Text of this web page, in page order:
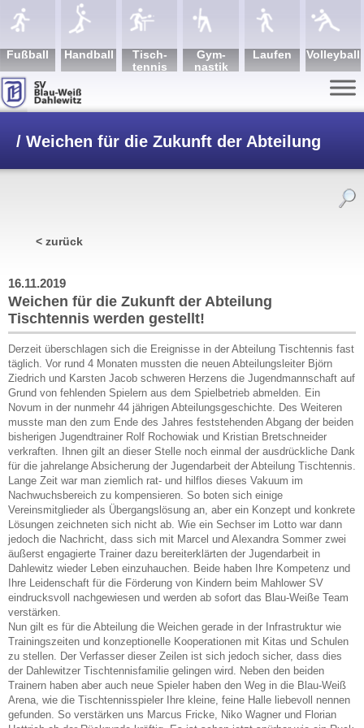
Fuß­ball Hand­ball
Tisch­
tennis
Gym­
nastik
Lau­fen Volley­ball
/ Weichen für die Zukunft der Abteilung
< zurück
16.11.2019
Weichen für die Zukunft der Abteilung
Tischtennis werden gestellt!
Derzeit überschlagen sich die Ereignisse in der Abteilung Tischtennis fast
täglich. Vor rund 4 Monaten mussten die neuen Abteilungsleiter Björn
Ziedrich und Karsten Jacob schweren Herzens die Jugendmannschaft auf
Grund von fehlenden Spielern aus dem Spielbetrieb abmelden. Ein
Novum in der nunmehr 44 jährigen Abteilungsgeschichte. Des Weiteren
musste man den zum Ende des Jahres feststehenden Abgang der beiden
bisherigen Jugendtrainer Rolf Rochowiak und Kristian Bretschneider
verkraften. Ihnen gilt an dieser Stelle noch einmal der ausdrückliche Dank
für die jahrelange Absicherung der Jugendarbeit der Abteilung Tischtennis.
Lange Zeit war man ziemlich rat- und hilflos dieses Vakuum im
Nachwuchsbereich zu kompensieren. So boten sich einige
Vereinsmitglieder als Übergangslösung an, aber ein Konzept und konkrete
Lösungen zeichneten sich nicht ab. Wie ein Sechser im Lotto war dann
jedoch die Nachricht, dass sich mit Marcel und Alexandra Sommer zwei
äußerst engagierte Trainer dazu bereiterklärten der Jugendarbeit in
Dahlewitz wieder Leben einzuhauchen. Beide haben Ihre Kompetenz und
Ihre Leidenschaft für die Förderung von Kindern beim Mahlower SV
eindrucksvoll nachgewiesen und werden ab sofort das Blau-Weiße Team
verstärken.
Nun gilt es für die Abteilung die Weichen gerade in der Infrastruktur wie
Trainingszeiten und konzeptionelle Kooperationen mit Kitas und Schulen
zu stellen. Der Verfasser dieser Zeilen ist sich jedoch sicher, dass dies
der Dahlewitzer Tischtennisfamilie gelingen wird. Neben den beiden
Trainern haben aber auch neue Spieler haben den Weg in die Blau-Weiß
Arena, wie die Tischtennisspieler Ihre kleine, feine Halle liebevoll nennen
gefunden. So verstärken uns Marcus Fricke, Niko Wagner und Florian